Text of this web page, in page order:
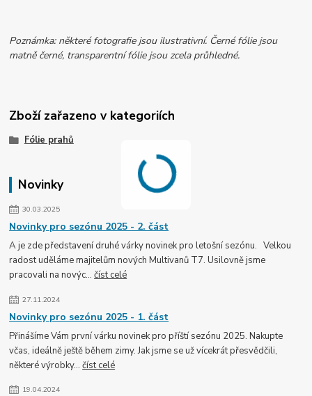
Novinky
30.03.2025
Novinky pro sezónu 2025 - 2. část
A je zde představení druhé várky novinek pro letošní sezónu. Velkou
radost uděláme majitelům nových Multivanů T7. Usilovně jsme
pracovali na novýc...číst celé
27.11.2024
Novinky pro sezónu 2025 - 1. část
Přinášíme Vám první várku novinek pro příští sezónu 2025. Nakupte
včas, ideálně ještě během zimy. Jak jsme se už vícekrát přesvědčili,
některé výrobky...číst celé
19.04.2024
Poznámka: některé fotografie jsou ilustrativní. Černé fólie jsou
matně černé, transparentní fólie jsou zcela průhledné.
Zboží zařazeno v kategoriích
Fólie prahů